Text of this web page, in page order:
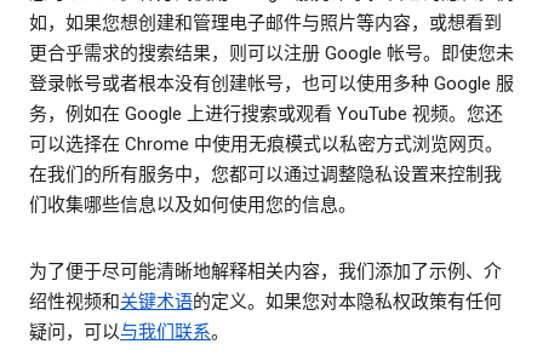
如，如果您想创建和管理电子邮件与照片等内容，或想看到
更合乎需求的搜索结果，则可以注册 Google 帐号。即使您未
登录帐号或者根本没有创建帐号，也可以使用多种 Google 服
务，例如在 Google 上进行搜索或观看 YouTube 视频。您还
可以选择在 Chrome 中使用无痕模式以私密方式浏览网页。
在我们的所有服务中，您都可以通过调整隐私设置来控制我
们收集哪些信息以及如何使用您的信息。
为了便于尽可能清晰地解释相关内容，我们添加了示例、介
绍性视频和关键术语的定义。如果您对本隐私权政策有任何
疑问，可以与我们联系。